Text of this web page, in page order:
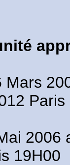
Mars
Paris
2006
19H00